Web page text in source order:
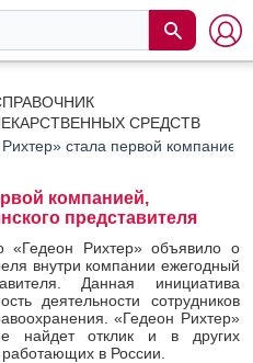
СРЕДСТВ
стала первой
компанией,
представителя
«Гедеон Рихтер» объявило о
внутри компании ежегодный
Данная инициатива
деятельности сотрудников
«Гедеон Рихтер»
найдет отклик и в других
в России.